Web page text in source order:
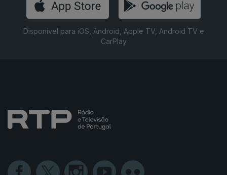
Disponível para iOS, Android, Apple TV, Android TV e
CarPlay